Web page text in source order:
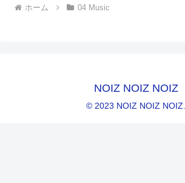
ホーム 04 Music
NOIZ NOIZ NOIZ
© 2023 NOIZ NOIZ NOIZ.